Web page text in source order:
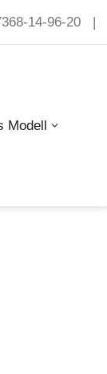
14-96-20 |
Modell